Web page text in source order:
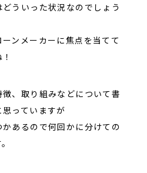
ういった状況なのでしょう
ンメーカーに焦点を当てて
、取り組みなどについて書
っていますが
あるので何回かに分けての